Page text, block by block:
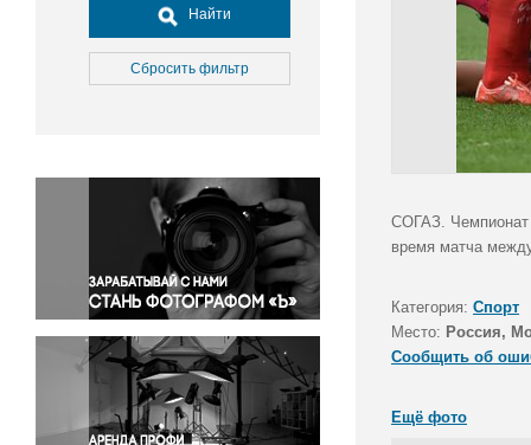
Досуг, туризм и отдых
Культура
Медицина
Окружающая среда
Политика
Правосудие
Происшествия и конфликты
Религия
Светская жизнь
Спорт
Экология
Экономика и бизнес
Найти
Сбросить фильтр
СОГАЗ. Чемпионат
время матча
Категория: Спорт
Место: Россия,
Сообщить об
Ещё фото